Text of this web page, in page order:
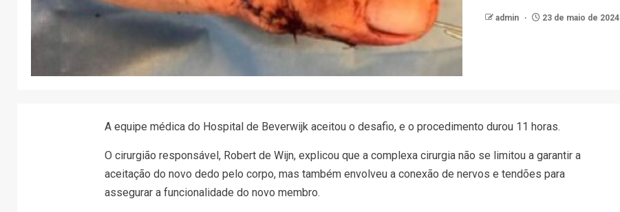
admin 23 de maio de 2024
A equipe médica do Hospital de Beverwijk aceitou o desafio, e o procedimento durou 11 horas.
O cirurgião responsável, Robert de Wijn, explicou que a complexa cirurgia não se limitou a garantir a
aceitação do novo dedo pelo corpo, mas também envolveu a conexão de nervos e tendões para
assegurar a funcionalidade do novo membro.